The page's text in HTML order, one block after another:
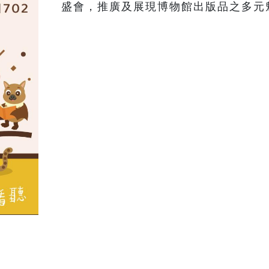
盛會，推廣及展現博物館出版品之多元